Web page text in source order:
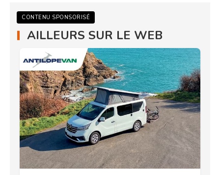
CONTENU SPONSORISÉ
AILLEURS SUR LE WEB